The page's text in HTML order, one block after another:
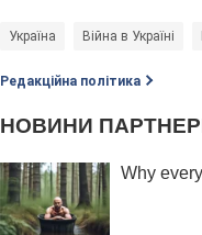
Україна Війна в Україні
Редакційна політика